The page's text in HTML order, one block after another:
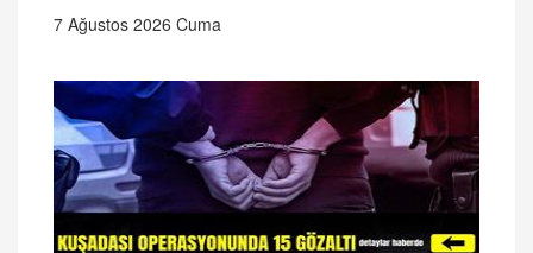
7 Ağustos 2026 Cuma